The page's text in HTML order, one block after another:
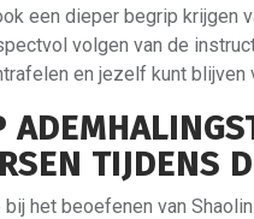
een dieper begrip krijgen
volgen van de
en jezelf kunt
TIJDENS
bij het beoefenen van